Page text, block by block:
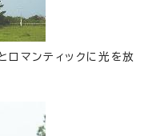
ロマンティックに光を放